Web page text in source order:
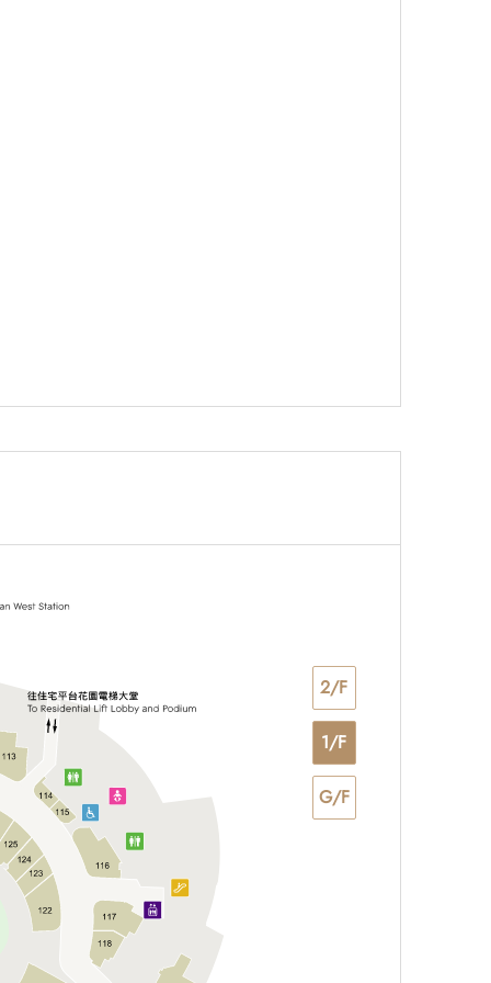
G/F
1/F
2/F